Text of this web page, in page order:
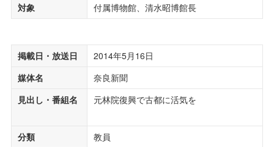
対象
付属博物館、清水昭博館長
掲載日・放送日
2014年5月16日
媒体名
奈良新聞
見出し・番組名
元林院復興で古都に活気を
分類
教員